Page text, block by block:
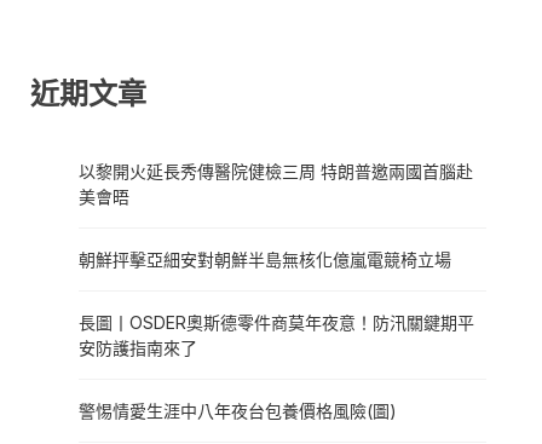
近期文章
以黎開火延長秀傳醫院健檢三周 特朗普邀兩國首腦赴
美會晤
朝鮮抨擊亞細安對朝鮮半島無核化億嵐電競椅立場
長圖丨OSDER奧斯德零件商莫年夜意！防汛關鍵期平
安防護指南來了
警惕情愛生涯中八年夜台包養價格風險(圖)